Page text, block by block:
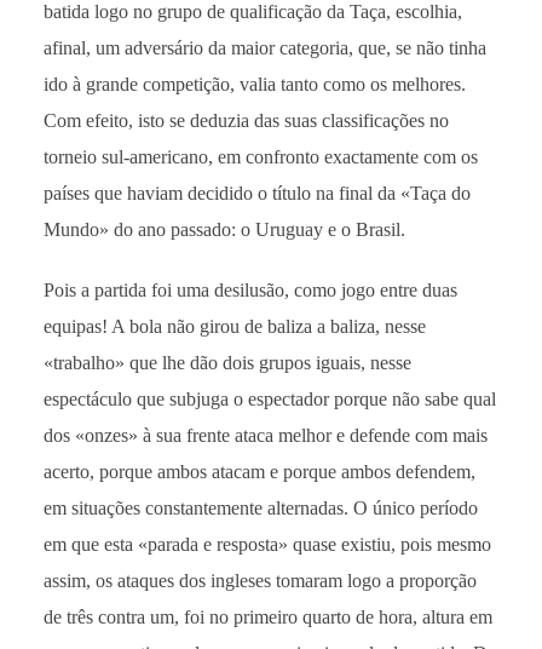
batida logo no grupo de qualificação da Taça, escolhia,
afinal, um adversário da maior categoria, que, se não tinha
ido à grande competição, valia tanto como os melhores.
Com efeito, isto se deduzia das suas classificações no
torneio sul-americano, em confronto exactamente com os
países que haviam decidido o título na final da «Taça do
Mundo» do ano passado: o Uruguay e o Brasil.
Pois a partida foi uma desilusão, como jogo entre duas
equipas! A bola não girou de baliza a baliza, nesse
«trabalho» que lhe dão dois grupos iguais, nesse
espectáculo que subjuga o espectador porque não sabe qual
dos «onzes» à sua frente ataca melhor e defende com mais
acerto, porque ambos atacam e porque ambos defendem,
em situações constantemente alternadas. O único período
em que esta «parada e resposta» quase existiu, pois mesmo
assim, os ataques dos ingleses tomaram logo a proporção
de três contra um, foi no primeiro quarto de hora, altura em